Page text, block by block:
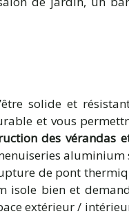
solide et
et vous
des vérandas
aluminium
de pont
isole bien et
extérieur /